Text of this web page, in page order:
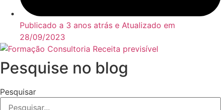
Publicado a 3 anos atrás e Atualizado em
28/09/2023
Pesquise no blog
Pesquisar